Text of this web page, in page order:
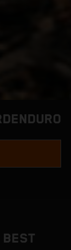
BEST